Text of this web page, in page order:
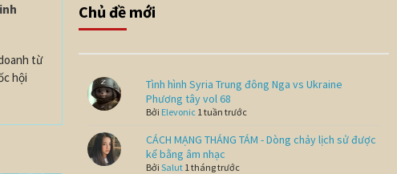
từ
hội
Chủ đề mới
Tình hình Syria Trung đông Nga vs Ukraine
Phương tây vol 68
Bởi Elevonic 1 tuần trước
CÁCH MẠNG THÁNG TÁM - Dòng chảy lịch sử được
kể bằng âm nhạc
Bởi Salut 1 tháng trước